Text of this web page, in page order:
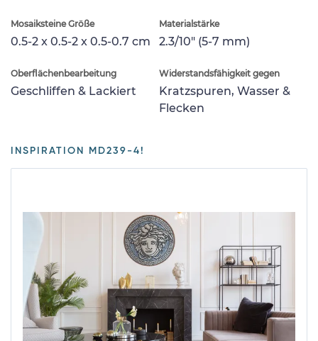
Mosaiksteine Größe
0.5-2 x 0.5-2 x 0.5-0.7 cm
Materialstärke
2.3/10" (5-7 mm)
Oberflächenbearbeitung
Geschliffen & Lackiert
Widerstandsfähigkeit gegen
Kratzspuren, Wasser &
Flecken
INSPIRATION MD239-4!